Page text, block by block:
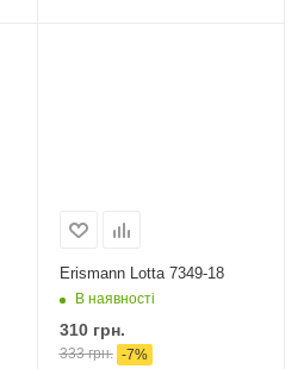
Erismann Lotta 7349-18
В наявності
310грн.
333грн. -7%